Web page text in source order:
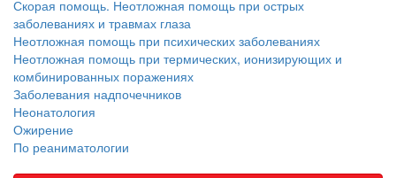
Скорая помощь. Неотложная помощь при острых
заболеваниях и травмах глаза
Неотложная помощь при психических заболеваниях
Неотложная помощь при термических, ионизирующих и
комбинированных поражениях
Заболевания надпочечников
Неонатология
Ожирение
По реаниматологии